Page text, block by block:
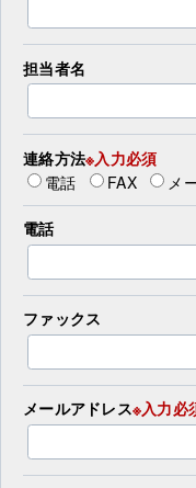
担当者名
連絡方法※入力必須
電話
FAX メ
電話
ファックス
メールアドレス※入力必